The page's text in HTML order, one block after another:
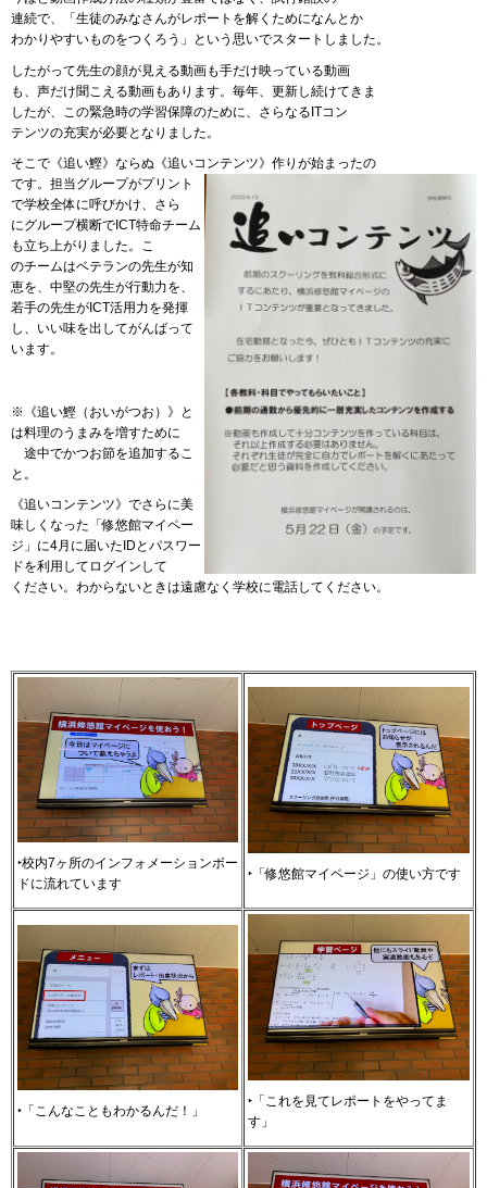
連続で、「生徒のみなさんがレポートを解くためになんとか
わかりやすいものをつくろう」という思いでスタートしました。
したがって先生の顔が見える動画も手だけ映っている動画
も、声だけ聞こえる動画もあります。毎年、更新し続けてきま
したが、この緊急時の学習保障のために、さらなるITコン
テンツの充実が必要となりました。
そこで《追い鰹》ならぬ《追いコンテンツ》作りが始まったの
です。担当グループがプリント
で学校全体に呼びかけ、さら
にグループ横断でICT特命チーム
も立ち上がりました。こ
のチームはベテランの先生が知
恵を、中堅の先生が行動力を、
若手の先生がICT活用力を発揮
し、いい味を出してがんばって
います。
※《追い鰹（おいがつお）》と
は料理のうまみを増すために
途中でかつお節を追加するこ
と。
《追いコンテンツ》でさらに美
味しくなった「修悠館マイペー
ジ」に4月に届いたIDとパスワー
ドを利用してログインして
ください。わからないときは遠慮なく学校に電話してください。
‣校内7ヶ所のインフォメーションボー
ドに流れています
‣「修悠館マイページ」の使い方です
‣「こんなこともわかるんだ！」
‣「これを見てレポートをやってま
す」